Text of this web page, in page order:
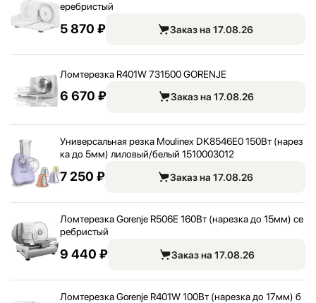
еребристый
5 870 ₽ Заказ на 17.08.26
Ломтерезка R401W 731500 GORENJE
6 670 ₽ Заказ на 17.08.26
Универсальная резка Moulinex DK8546E0 150Вт (нарез
ка до 5мм) лиловый/белый 1510003012
7 250 ₽ Заказ на 17.08.26
Ломтерезка Gorenje R506E 160Вт (нарезка до 15мм) се
ребристый
9 440 ₽ Заказ на 17.08.26
Ломтерезка Gorenje R401W 100Вт (нарезка до 17мм) б